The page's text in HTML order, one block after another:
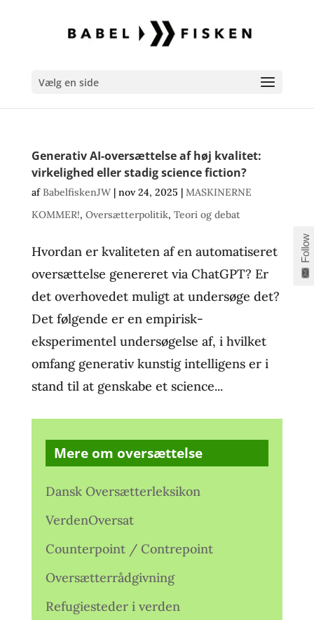
Vælg en side
Generativ AI-oversættelse af høj kvalitet:
virkelighed eller stadig science fiction?
afBabelfiskenJW| nov 24, 2025 | MASKINERNE
KOMMER!, Oversætterpolitik, Teori og debat
Hvordan er kvaliteten af en automatiseret
oversættelse genereret via ChatGPT? Er
det overhovedet muligt at undersøge det?
Det følgende er en empirisk-
eksperimentel undersøgelse af, i hvilket
omfang generativ kunstig intelligens er i
stand til at genskabe et science...
Mere om oversættelse
Dansk Oversætterleksikon
VerdenOversat
Counterpoint / Contrepoint
Oversætterrådgivning
Refugiesteder i verden
Follow